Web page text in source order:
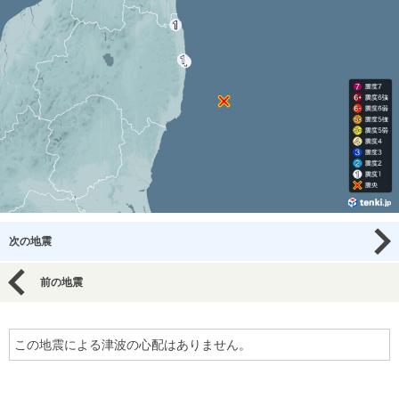
次の地震
前の地震
この地震による津波の心配はありません。